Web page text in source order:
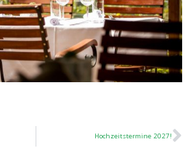
Hochzeitstermine 2027!